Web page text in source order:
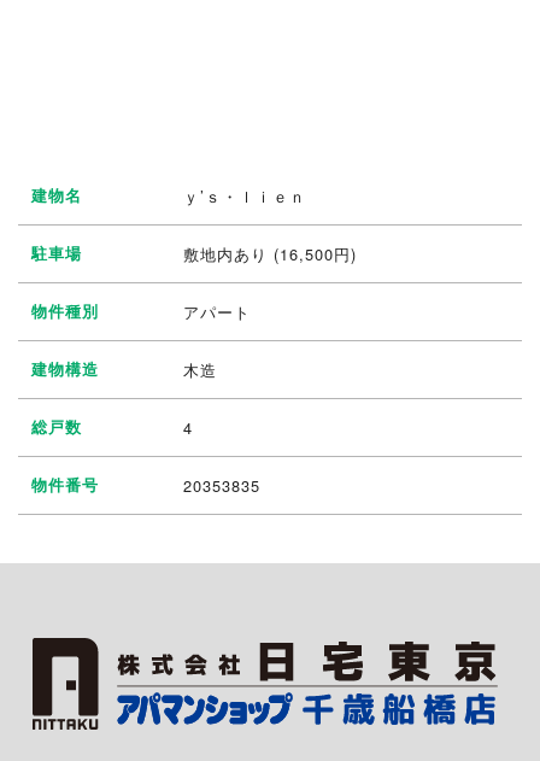
建物名 ｙ’ｓ・ｌｉｅｎ
駐車場 敷地内あり (16,500円)
物件種別 アパート
建物構造 木造
総戸数 4
物件番号 20353835